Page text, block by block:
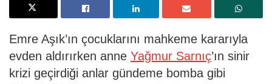
Emre Aşık’ın çocuklarını mahkeme kararıyla
evden aldırırken anne Yağmur Sarnıç’ın sinir
krizi geçirdiği anlar gündeme bomba gibi